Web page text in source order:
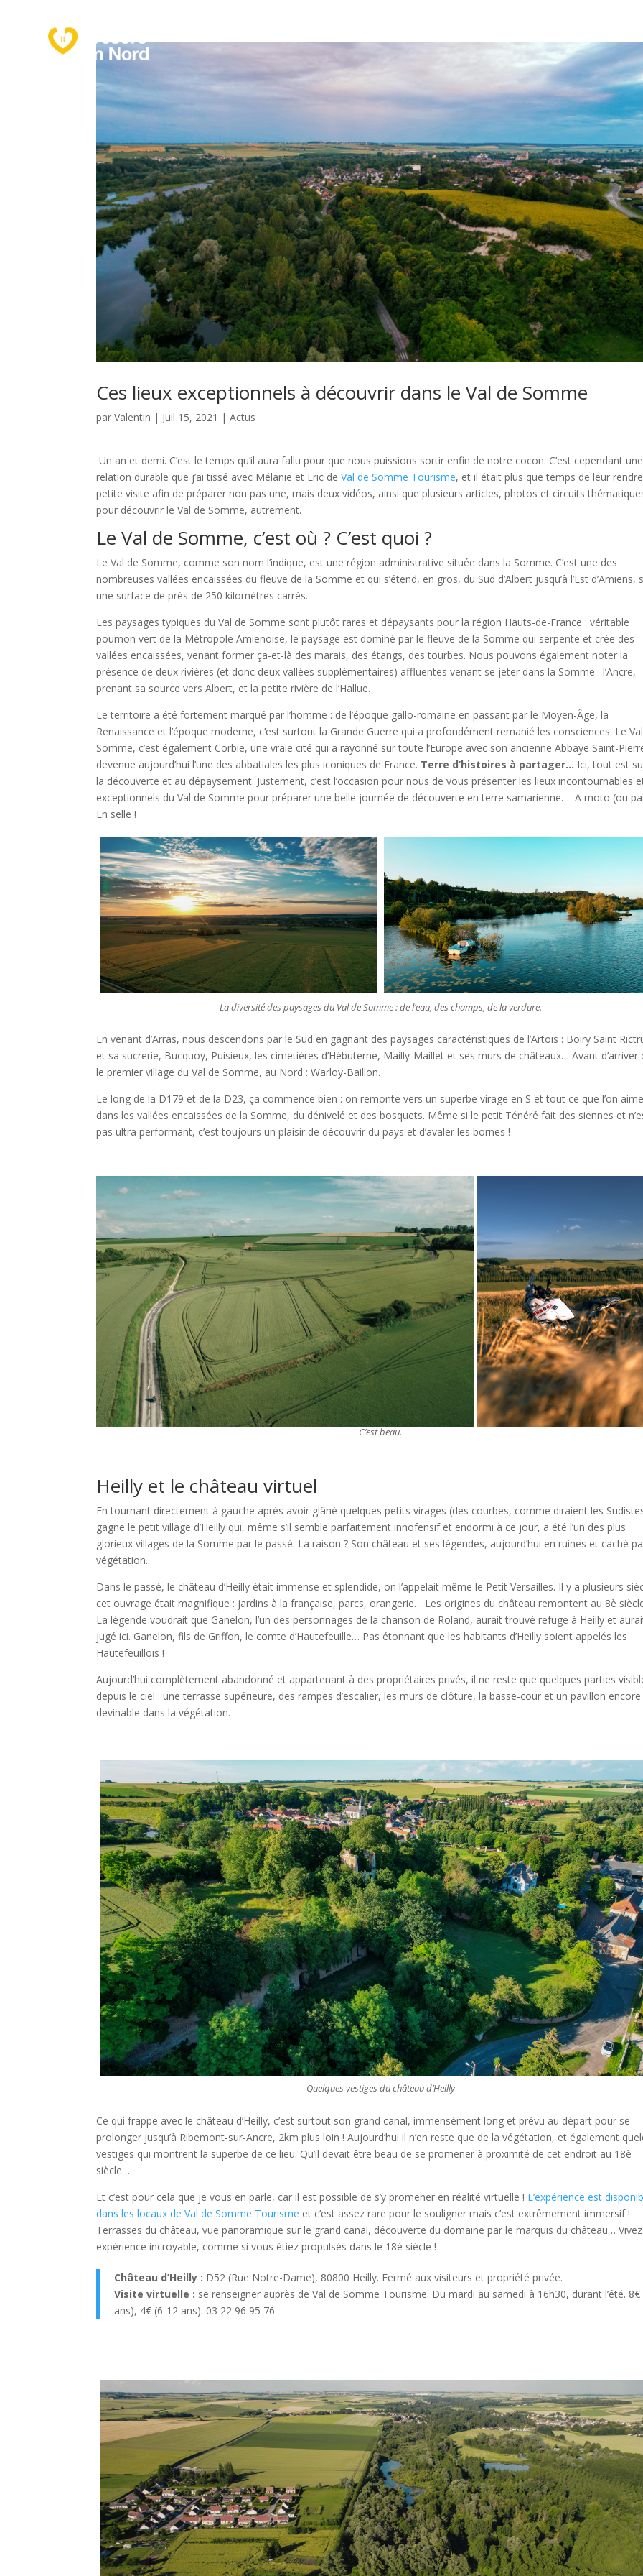
Ces lieux exceptionnels à découvrir dans le Val de Somme
parValentin | Juil 15, 2021 |Actus
Un an et demi. C’est le temps qu’il aura fallu pour que nous puissions sortir enfin de notre cocon. C’est cependant une
relation durable que j’ai tissé avec Mélanie et Eric deVal de Somme Tourisme, et il était plus que temps de leur
petite visite afin de préparer non pas une, mais deux vidéos, ainsi que plusieurs articles, photos et circuits
pour découvrir le Val de Somme, autrement.
Le Val de Somme, c’est où ? C’est quoi ?
Le Val de Somme, comme son nom l’indique, est une région administrative située dans la Somme. C’est une des
nombreuses vallées encaissées du fleuve de la Somme et qui s’étend, en gros, du Sud d’Albert jusqu’à l’Est d’Amiens,
une surface de près de 250 kilomètres carrés.
Les paysages typiques du Val de Somme sont plutôt rares et dépaysants pour la région Hauts-de-France : véritable
poumon vert de la Métropole Amienoise, le paysage est dominé par le fleuve de la Somme qui serpente et crée des
vallées encaissées, venant former ça-et-là des marais, des étangs, des tourbes. Nous pouvons également noter la
présence de deux rivières (et donc deux vallées supplémentaires) affluentes venant se jeter dans la Somme : l’Ancre,
prenant sa source vers Albert, et la petite rivière de l’Hallue.
Le territoire a été fortement marqué par l’homme : de l’époque gallo-romaine en passant par le Moyen-Âge, la
Renaissance et l’époque moderne, c’est surtout la Grande Guerre qui a profondément remanié les consciences. Le
Somme, c’est également Corbie, une vraie cité qui a rayonné sur toute l’Europe avec son ancienne Abbaye Saint-
devenue aujourd’hui l’une des abbatiales les plus iconiques de France. Terre d’histoires à partager… Ici, tout est
la découverte et au dépaysement. Justement, c’est l’occasion pour nous de vous présenter les lieux incontournables
exceptionnels du Val de Somme pour préparer une belle journée de découverte en terre samarienne… A moto (ou
En selle !
La diversité des paysages du Val de Somme : de l’eau, des champs, de la verdure.
En venant d’Arras, nous descendons par le Sud en gagnant des paysages caractéristiques de l’Artois : Boiry Saint
et sa sucrerie, Bucquoy, Puisieux, les cimetières d’Hébuterne, Mailly-Maillet et ses murs de châteaux… Avant d’arriver
le premier village du Val de Somme, au Nord : Warloy-Baillon.
Le long de la D179 et de la D23, ça commence bien : on remonte vers un superbe virage en S et tout ce que l’on
dans les vallées encaissées de la Somme, du dénivelé et des bosquets. Même si le petit Ténéré fait des siennes et
pas ultra performant, c’est toujours un plaisir de découvrir du pays et d’avaler les bornes !
C’est beau.
Heilly et le château virtuel
En tournant directement à gauche après avoir glâné quelques petits virages (des courbes, comme diraient les
gagne le petit village d’Heilly qui, même s’il semble parfaitement innofensif et endormi à ce jour, a été l’un des plus
glorieux villages de la Somme par le passé. La raison ? Son château et ses légendes, aujourd’hui en ruines et caché
végétation.
Dans le passé, le château d’Heilly était immense et splendide, on l’appelait même le Petit Versailles. Il y a plusieurs
cet ouvrage était magnifique : jardins à la française, parcs, orangerie… Les origines du château remontent au 8è
La légende voudrait que Ganelon, l’un des personnages de la chanson de Roland, aurait trouvé refuge à Heilly et
jugé ici. Ganelon, fils de Griffon, le comte d’Hautefeuille… Pas étonnant que les habitants d’Heilly soient appelés les
Hautefeuillois !
Aujourd’hui complètement abandonné et appartenant à des propriétaires privés, il ne reste que quelques parties
depuis le ciel : une terrasse supérieure, des rampes d’escalier, les murs de clôture, la basse-cour et un pavillon encore
devinable dans la végétation.
Quelques vestiges du château d’Heilly
Ce qui frappe avec le château d’Heilly, c’est surtout son grand canal, immensément long et prévu au départ pour se
prolonger jusqu’à Ribemont-sur-Ancre, 2km plus loin ! Aujourd’hui il n’en reste que de la végétation, et également
vestiges qui montrent la superbe de ce lieu. Qu’il devait être beau de se promener à proximité de cet endroit au 18è
siècle…
Et c’est pour cela que je vous en parle, car il est possible de s’y promener en réalité virtuelle ! L’expérience est
dans les locaux de Val de Somme Tourisme et c’est assez rare pour le souligner mais c’est extrêmement immersif !
Terrasses du château, vue panoramique sur le grand canal, découverte du domaine par le marquis du château…
expérience incroyable, comme si vous étiez propulsés dans le 18è siècle !
Château d’Heilly : D52 (Rue Notre-Dame), 80800 Heilly. Fermé aux visiteurs et propriété privée.
Visite virtuelle : se renseigner auprès de Val de Somme Tourisme. Du mardi au samedi à 16h30, durant l’été. 8€
ans), 4€ (6-12 ans). 03 22 96 95 76